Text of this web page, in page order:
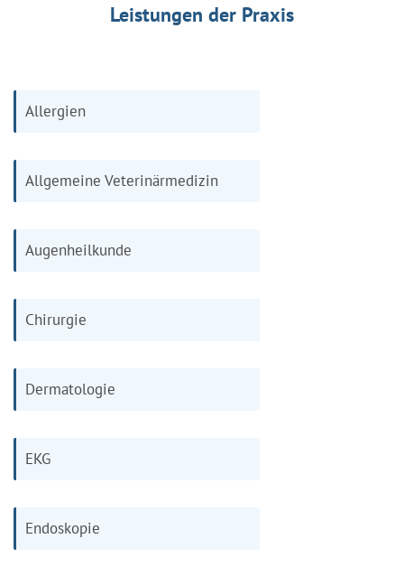
Leistungen der Praxis
Allergien
Allgemeine Veterinärmedizin
Augenheilkunde
Chirurgie
Dermatologie
EKG
Endoskopie